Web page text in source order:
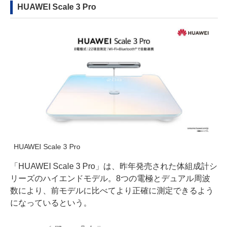
HUAWEI Scale 3 Pro
HUAWEI Scale 3 Pro
「HUAWEI Scale 3 Pro」は、昨年発売された体組成計シ
リーズのハイエンドモデル。8つの電極とデュアル周波
数により、前モデルに比べてより正確に測定できるよう
になっているという。